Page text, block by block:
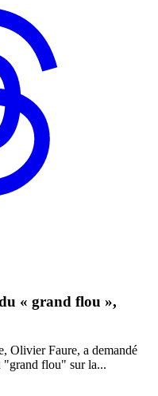
« grand flou »,
Olivier Faure, a demandé
"grand flou" sur la...